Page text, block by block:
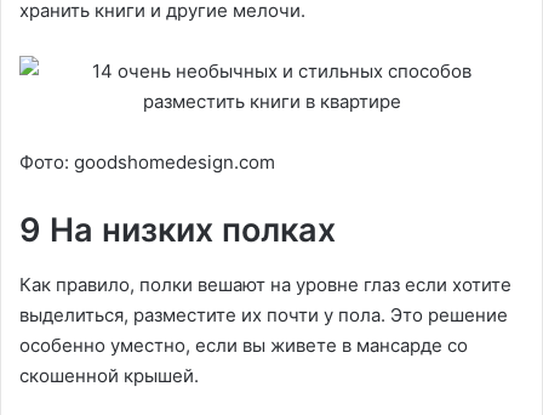
хранить книги и другие мелочи.
Фото: goodshomedesign.com
9 На низких полках
Как правило, полки вешают на уровне глаз если хотите
выделиться, разместите их почти у пола. Это решение
особенно уместно, если вы живете в мансарде со
скошенной крышей.